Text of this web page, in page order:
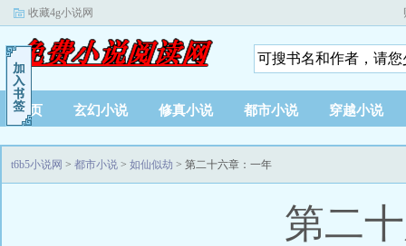
收藏4g小说网
首页 玄幻小说 修真小说 都市小说 穿越小说
t6b5小说网 > 都市小说 > 如仙似劫 > 第二十六章：一年
第二